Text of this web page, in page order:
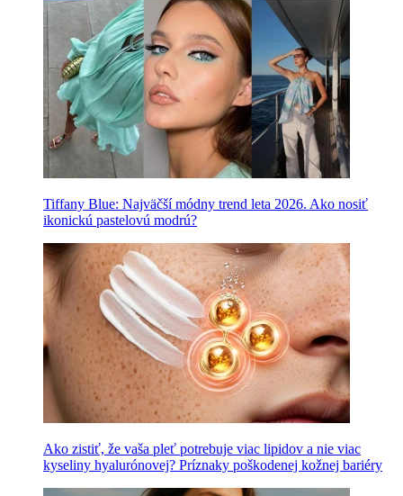
Tiffany Blue: Najväčší módny trend leta 2026. Ako nosiť
ikonickú pastelovú modrú?
Ako zistiť, že vaša pleť potrebuje viac lipidov a nie viac
kyseliny hyalurónovej? Príznaky poškodenej kožnej bariéry